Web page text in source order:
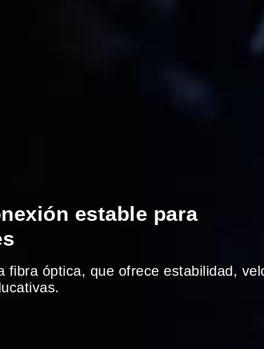
estable para
fibra óptica, que ofrece estabilidad,